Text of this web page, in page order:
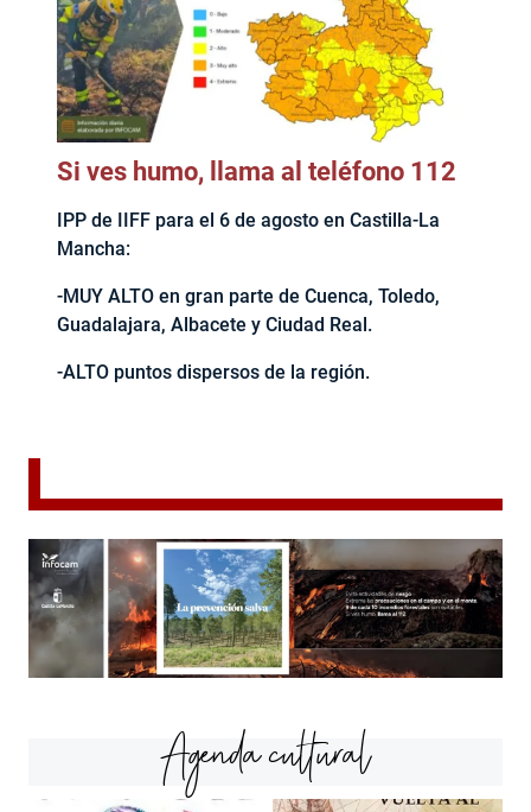
Si ves humo, llama al teléfono 112
IPP de IIFF para el 6 de agosto en Castilla-La
Mancha:
-MUY ALTO en gran parte de Cuenca, Toledo,
Guadalajara, Albacete y Ciudad Real.
-ALTO puntos dispersos de la región.
Agenda cultural